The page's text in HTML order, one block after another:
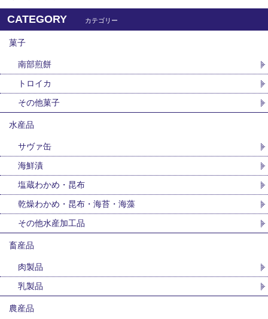
CATEGORY カテゴリー
菓子
南部煎餅
トロイカ
その他菓子
水産品
サヴァ缶
海鮮漬
塩蔵わかめ・昆布
乾燥わかめ・昆布・海苔・海藻
その他水産加工品
畜産品
肉製品
乳製品
農産品